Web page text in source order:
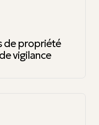
de propriété
vigilance